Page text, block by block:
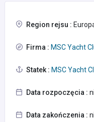
Region rejsu :
Firma : MSC Yacht
Statek : MSC Yacht
Data rozpoczęcia :
Data zakończenia :